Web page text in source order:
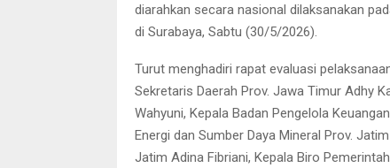
diarahkan secara nasional dilaksanakan
di Surabaya, Sabtu (30/5/2026).
Turut menghadiri rapat evaluasi
Sekretaris Daerah Prov. Jawa Timur Adhy
Wahyuni, Kepala Badan Pengelola
Energi dan Sumber Daya Mineral Prov.
Jatim Adina Fibriani, Kepala Biro